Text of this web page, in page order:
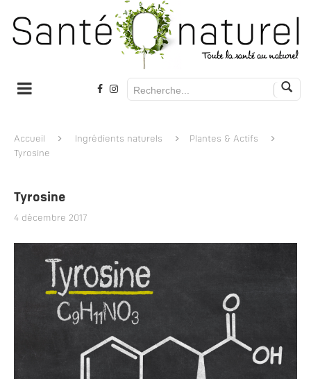
Accueil Ingrédients naturels
Plantes & Actifs
Tyrosine
Tyrosine
4 décembre 2017